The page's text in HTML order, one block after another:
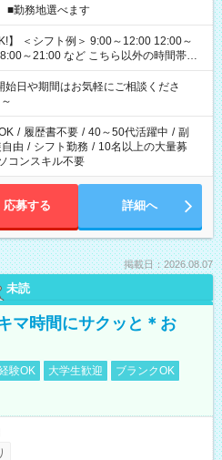
勤務地選べます
～
ど こちら以外の時間帯も
！
日や期間はお気軽にご相談くださ
/ 履歴書不要 / 40～50代活躍中 / 副
由 / シフト勤務 / 10名以上の大量募
コンスキル不要
応募する 詳細へ
掲載日：2026.08.07
未読
マ時間にサクッと＊お
験OK 大学生歓迎
ブランクOK